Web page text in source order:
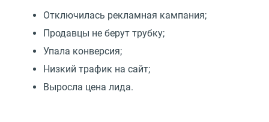
Отключилась рекламная кампания;
Продавцы не берут трубку;
Упала конверсия;
Низкий трафик на сайт;
Выросла цена лида.